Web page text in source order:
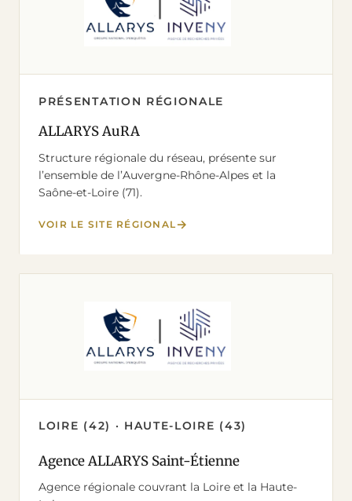
PRÉSENTATION RÉGIONALE
ALLARYS AuRA
Structure régionale du réseau, présente sur
l’ensemble de l’Auvergne-Rhône-Alpes et la
Saône-et-Loire (71).
VOIR LE SITE RÉGIONAL
LOIRE (42) · HAUTE-LOIRE (43)
Agence ALLARYS Saint-Étienne
Agence régionale couvrant la Loire et la Haute-